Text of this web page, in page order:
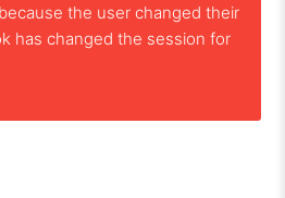
the user changed their
has changed the session for